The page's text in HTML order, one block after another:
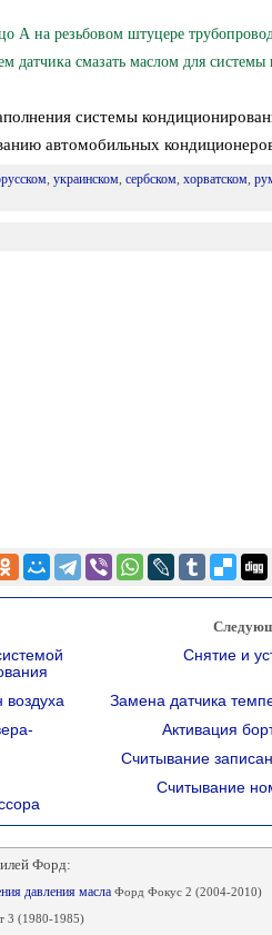
на резьбовом штуцере
датчика смазать маслом для
системы
автомобильных
, украинском, сербском, хорватском,
Снятие и
Замена датчика
Активация
Считывание
Считывание
Форд:
давления масла Форд Фокус 2 (2004-2010)
3 (1980-1985)